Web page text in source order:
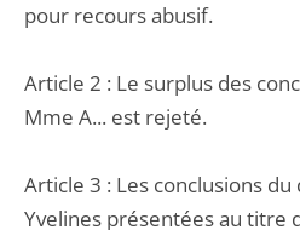
pour recours abusif.
Article 2 : Le surplus des
Mme A... est rejeté.
Article 3 : Les conclusions
Yvelines présentées au titre